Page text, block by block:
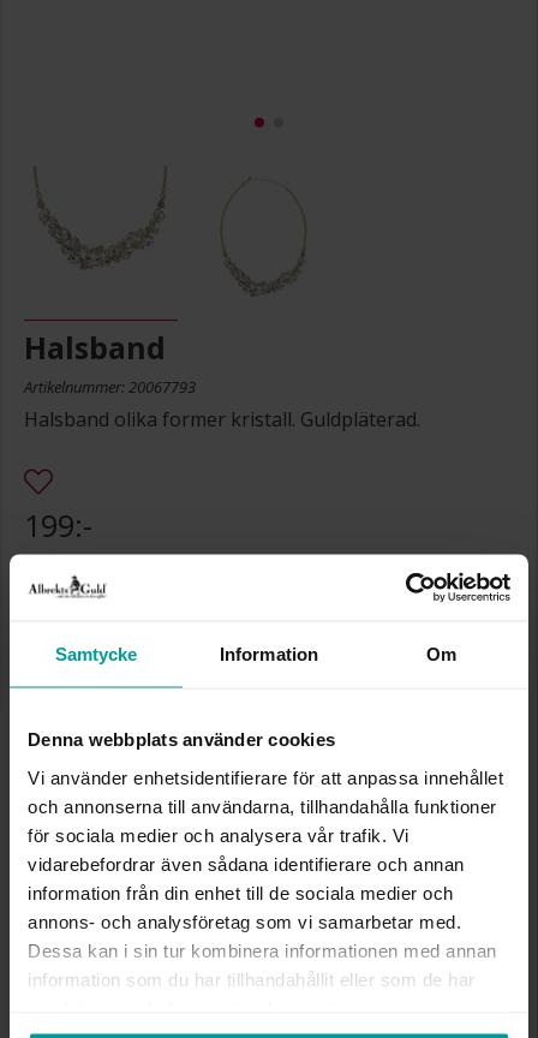
Samtycke Information Om
Denna webbplats använder cookies
Vi använder enhetsidentifierare för att anpassa innehållet
och annonserna till användarna, tillhandahålla funktioner
för sociala medier och analysera vår trafik. Vi
vidarebefordrar även sådana identifierare och annan
information från din enhet till de sociala medier och
annons- och analysföretag som vi samarbetar med.
Dessa kan i sin tur kombinera informationen med annan
information som du har tillhandahållit eller som de har
Halsband
Artikelnummer: 20067793
Halsband olika former kristall. Guldpläterad.
199:-
Storleksguide
Presentinslagning +29:-
Denna artikel är tillfälligt slut i webbshoppen.
lagersaldo.
Lagervara. Leveranstid 2-5 arbetsdagar.
✅ Alltid grymma deals.
✅ Öppet köp i 30 dagar vid onlineköp.
✅ Fri frakt till ombud vid köp över 500 kr.
SLUT I LAGER
INFO